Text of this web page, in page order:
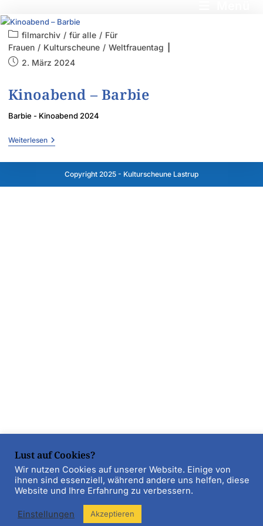
filmarchiv / für alle / Für
Frauen / Kulturscheune / Weltfrauentag
2. März 2024
Kinoabend – Barbie
Barbie - Kinoabend 2024
Weiterlesen
Copyright 2025 - Kulturscheune Lastrup
Lust auf Cookies?
Wir nutzen Cookies auf unserer Website. Einige von
ihnen sind essenziell, während andere uns helfen, diese
Website und Ihre Erfahrung zu verbessern.
Einstellungen Akzeptieren